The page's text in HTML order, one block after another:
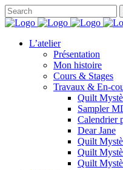
L’atelier
Présentation
Mon histoire
Cours & Stages
Travaux & En-
Quilt
Sampler
Calendrier
Dear Jane
Quilt
Quilt
Quilt